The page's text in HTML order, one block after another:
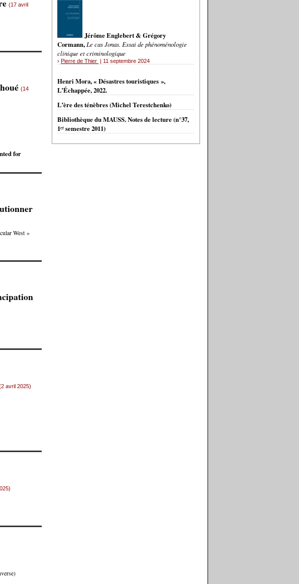
(17 avril
(14
for
West »
avril 2025)
Jérôme Englebert & Grégory
Cormann, Le cas Jonas. Essai de phénoménologie
clinique et criminologique
› Pierre de Thier | 11 septembre 2024
Henri Mora, « Désastres touristiques »,
L’Échappée, 2022.
L’ère des ténèbres (Michel Terestchenko)
Bibliothèque du MAUSS. Notes de lecture (n°37,
1ersemestre 2011)